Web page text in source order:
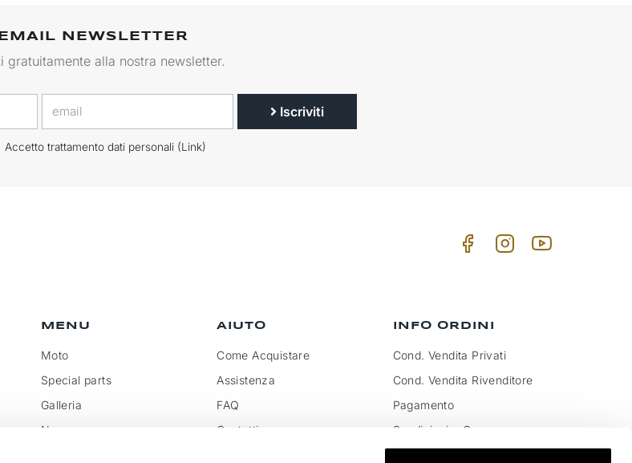
EMAIL NEWSLETTER
gratuitamente alla nostra newsletter.
Iscriviti
Accetto trattamento dati personali (Link)
MENU
Moto
Special parts
Galleria
News
AIUTO
Come Acquistare
Assistenza
FAQ
Contatti
INFO ORDINI
Cond. Vendita Privati
Cond. Vendita Rivenditore
Pagamento
Spedizioni e Consegna